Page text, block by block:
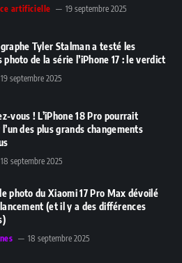
artificielle 19 septembre 2025
Tyler Stalman a testé les
photo de la série l’iPhone 17 : le verdict
19 septembre 2025
vous ! L’iPhone 18 Pro pourrait
des plus grands changements
18 septembre 2025
photo du Xiaomi 17 Pro Max dévoilé
(et il y a des différences
18 septembre 2025